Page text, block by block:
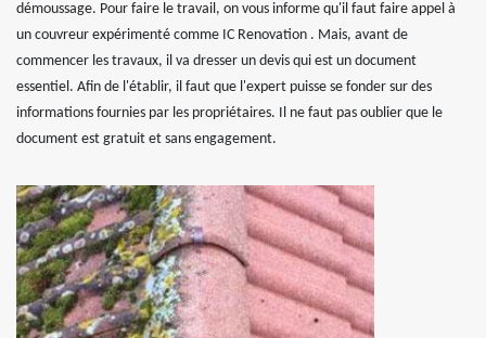
démoussage. Pour faire le travail, on vous informe qu'il faut faire appel à
un couvreur expérimenté comme IC Renovation . Mais, avant de
commencer les travaux, il va dresser un devis qui est un document
essentiel. Afin de l'établir, il faut que l'expert puisse se fonder sur des
informations fournies par les propriétaires. Il ne faut pas oublier que le
document est gratuit et sans engagement.